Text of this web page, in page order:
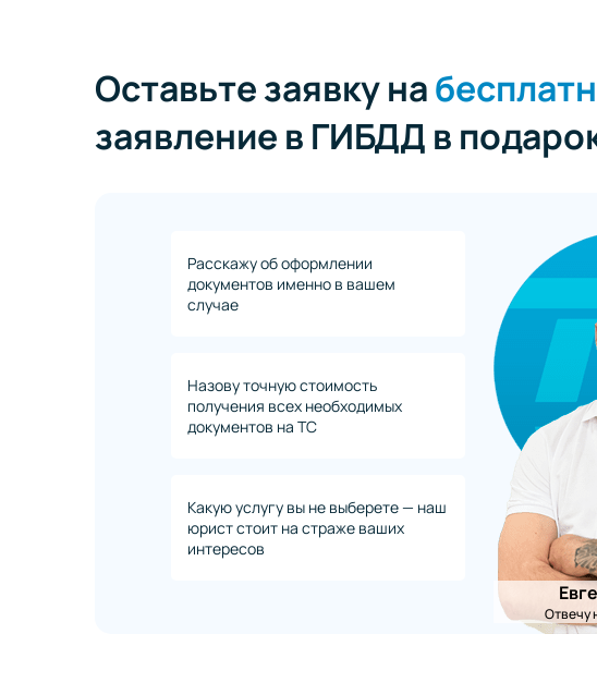
Оставьте заявку на
заявление в ГИБДД в
Расскажу об оформлении
документов именно в вашем
случае
Назову точную стоимость
получения всех необходимых
документов на ТС
Какую услугу вы не выберете — наш
юрист стоит на страже ваших
интересов
Отвечу